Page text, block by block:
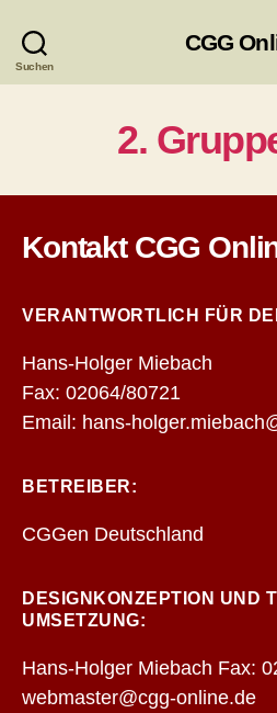
Suchen
CGG
2.
Kontakt CGG
VERANTWORTLICH FÜR
Hans-Holger Miebach
Fax: 02064/80721
Email: hans-
BETREIBER:
CGGen Deutschland
DESIGNKONZEPTION UND
UMSETZUNG:
Hans-Holger Miebach Fax:
webmaster@cgg-online.de